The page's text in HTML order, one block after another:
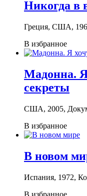
Никогда в
Греция, США,
В избранное
Мадонна.
секреты
США, 2005,
В избранное
В новом
Испания, 1972,
В избранное